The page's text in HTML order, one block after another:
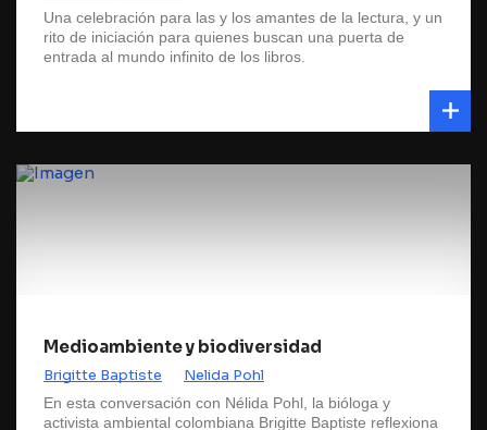
Una celebración para las y los amantes de la lectura, y un
rito de iniciación para quienes buscan una puerta de
entrada al mundo infinito de los libros.
Medioambiente y biodiversidad
Brigitte Baptiste Nelida Pohl
En esta conversación con Nélida Pohl, la bióloga y
activista ambiental colombiana Brigitte Baptiste reflexiona